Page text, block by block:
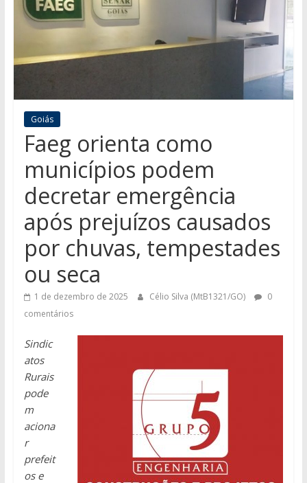
Goiás
Faeg orienta como
municípios podem
decretar emergência
após prejuízos causados
por chuvas, tempestades
ou seca
1 de dezembro de 2025 Célio Silva (MtB1321/GO)
0
comentários
Sindic
atos
Rurais
pode
m
aciona
r
prefeit
os e